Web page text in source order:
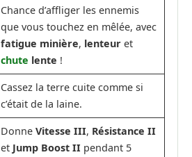
Chance d’affliger les ennemis
que vous touchez en mêlée, avec
fatigue minière, lenteur et
chute lente !
Cassez la terre cuite comme si
c’était de la laine.
DonneVitesse III, Résistance II
et Jump Boost II pendant 5